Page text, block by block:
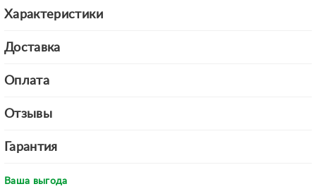
Характеристики
Доставка
Оплата
Отзывы
Гарантия
Ваша выгода